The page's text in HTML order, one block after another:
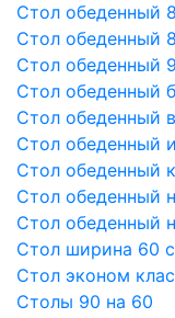
Стол обеденный
Стол обеденный
Стол обеденный
Стол обеденный
Стол обеденный
Стол обеденный
Стол обеденный
Стол обеденный
Стол обеденный
Стол ширина 60
Стол эконом
Столы 90 на 60